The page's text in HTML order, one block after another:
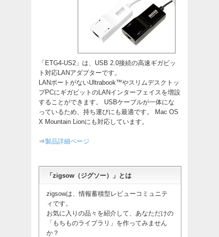
「ETG4-US2」は、USB 2.0接続の高速ギガビッ
ト対応LANアダプターです。
LANポートがないUltrabook™やスリムデスクトッ
プPCにギガビットのLANインターフェイスを増設
することができます。 USBケーブルが一体にな
っているため、持ち運びにも最適です。 Mac OS
X Mountain Lionにも対応しています。
⇒製品詳細ページ
「zigsow（ジグソー）」とは
zigsowは、情報蓄積型レビューコミュニテ
ィです。
お気に入りの品々を紹介して、あなただけの
「もちものライブラリ」を作ってみません
か？